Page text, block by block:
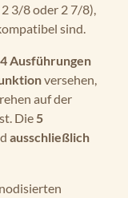
3/8 oder 2 7/8),
sind.
4 Ausführungen
versehen,
auf der
Die5
ausschließlich